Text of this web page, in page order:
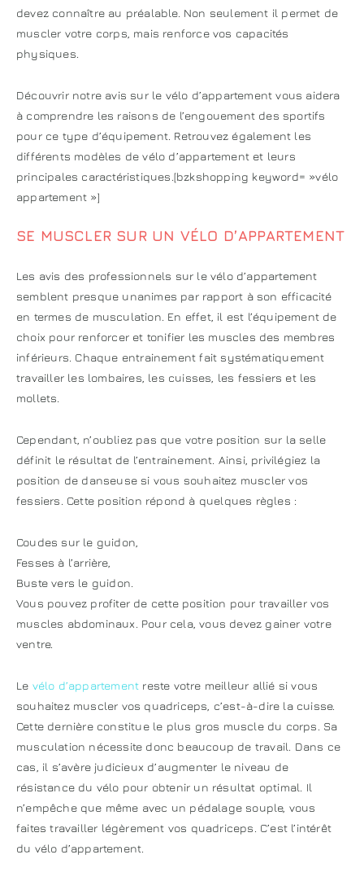
devez connaître au préalable. Non seulement il permet de
muscler votre corps, mais renforce vos capacités
physiques.
Découvrir notre avis sur le vélo d’appartement vous aidera
à comprendre les raisons de l’engouement des sportifs
pour ce type d’équipement. Retrouvez également les
différents modèles de vélo d’appartement et leurs
principales caractéristiques.[bzkshopping keyword= »vélo
appartement »]
SE MUSCLER SUR UN VÉLO D’APPARTEMENT
Les avis des professionnels sur le vélo d’appartement
semblent presque unanimes par rapport à son efficacité
en termes de musculation. En effet, il est l’équipement de
choix pour renforcer et tonifier les muscles des membres
inférieurs. Chaque entrainement fait systématiquement
travailler les lombaires, les cuisses, les fessiers et les
mollets.
Cependant, n’oubliez pas que votre position sur la selle
définit le résultat de l’entrainement. Ainsi, privilégiez la
position de danseuse si vous souhaitez muscler vos
fessiers. Cette position répond à quelques règles :
Coudes sur le guidon,
Fesses à l’arrière,
Buste vers le guidon.
Vous pouvez profiter de cette position pour travailler vos
muscles abdominaux. Pour cela, vous devez gainer votre
ventre.
Le vélo d’appartement reste votre meilleur allié si vous
souhaitez muscler vos quadriceps, c’est-à-dire la cuisse.
Cette dernière constitue le plus gros muscle du corps. Sa
musculation nécessite donc beaucoup de travail. Dans ce
cas, il s’avère judicieux d’augmenter le niveau de
résistance du vélo pour obtenir un résultat optimal. Il
n’empêche que même avec un pédalage souple, vous
faites travailler légèrement vos quadriceps. C’est l’intérêt
du vélo d’appartement.